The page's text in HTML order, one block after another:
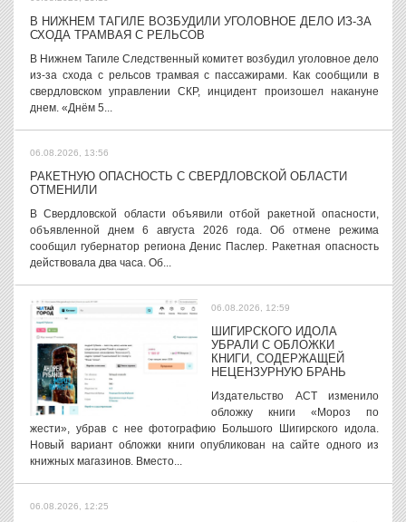
В НИЖНЕМ ТАГИЛЕ ВОЗБУДИЛИ УГОЛОВНОЕ ДЕЛО ИЗ-ЗА
СХОДА ТРАМВАЯ С РЕЛЬСОВ
В Нижнем Тагиле Следственный комитет возбудил уголовное дело
из-за схода с рельсов трамвая с пассажирами. Как сообщили в
свердловском управлении СКР, инцидент произошел накануне
днем. «Днём 5...
06.08.2026, 13:56
РАКЕТНУЮ ОПАСНОСТЬ С СВЕРДЛОВСКОЙ ОБЛАСТИ
ОТМЕНИЛИ
В Свердловской области объявили отбой ракетной опасности,
объявленной днем 6 августа 2026 года. Об отмене режима
сообщил губернатор региона Денис Паслер. Ракетная опасность
действовала два часа. Об...
06.08.2026, 12:59
ШИГИРСКОГО ИДОЛА
УБРАЛИ С ОБЛОЖКИ
КНИГИ, СОДЕРЖАЩЕЙ
НЕЦЕНЗУРНУЮ БРАНЬ
Издательство АСТ изменило
обложку книги «Мороз по
жести», убрав с нее фотографию Большого Шигирского идола.
Новый вариант обложки книги опубликован на сайте одного из
книжных магазинов. Вместо...
06.08.2026, 12:25